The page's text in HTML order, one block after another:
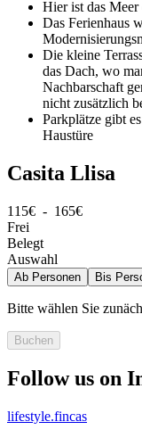
Hier ist das
Das Ferienhaus
Die kleine
das Dach, wo
Nachbarschaft
nicht zusätzlich
Parkplätze gibt
Haustüre
Casita Llisa
115€ - 165€
Frei
Belegt
Auswahl
Ab Personen Bis
Bitte wählen Sie
Buchen
Follow us on
lifestyle.fincas